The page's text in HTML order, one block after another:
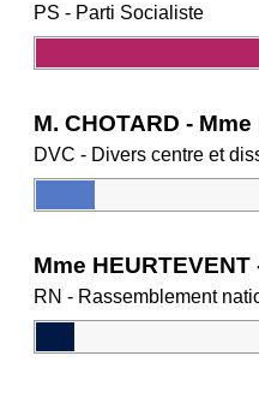
PS - Parti Socialiste
M. CHOTARD - Mme
Mme HEURTEVENT